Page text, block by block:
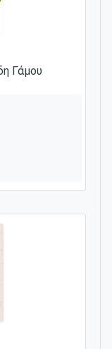
Γάμου